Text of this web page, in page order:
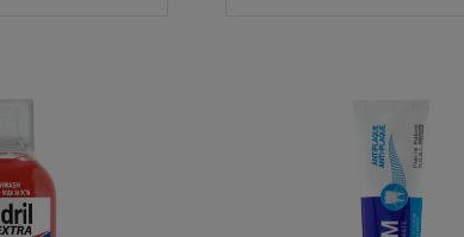
bain
de
bouche
-
dentifrice